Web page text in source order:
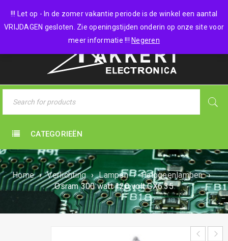
!!! Let op - In de zomer vakantie periode is de winkel een aantal
VRIJDAGEN gesloten. Zie openingstijden onderin op onze site voor
meer informatie !!! Negeren
0 items - €0,00
CATEGORIEËN
Home › Verlichting › Lampen › Halogeenlampen ›
Osram 300 watt 120 volt GX6.35